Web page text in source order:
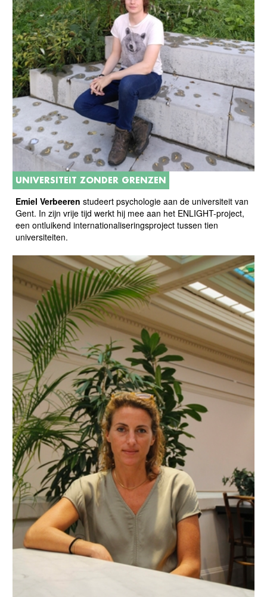
UNIVERSITEIT ZONDER GRENZEN
Emiel Verbeeren studeert psychologie aan de universiteit van
Gent. In zijn vrije tijd werkt hij mee aan het ENLIGHT-project,
een ontluikend internationaliseringsproject tussen tien
universiteiten.